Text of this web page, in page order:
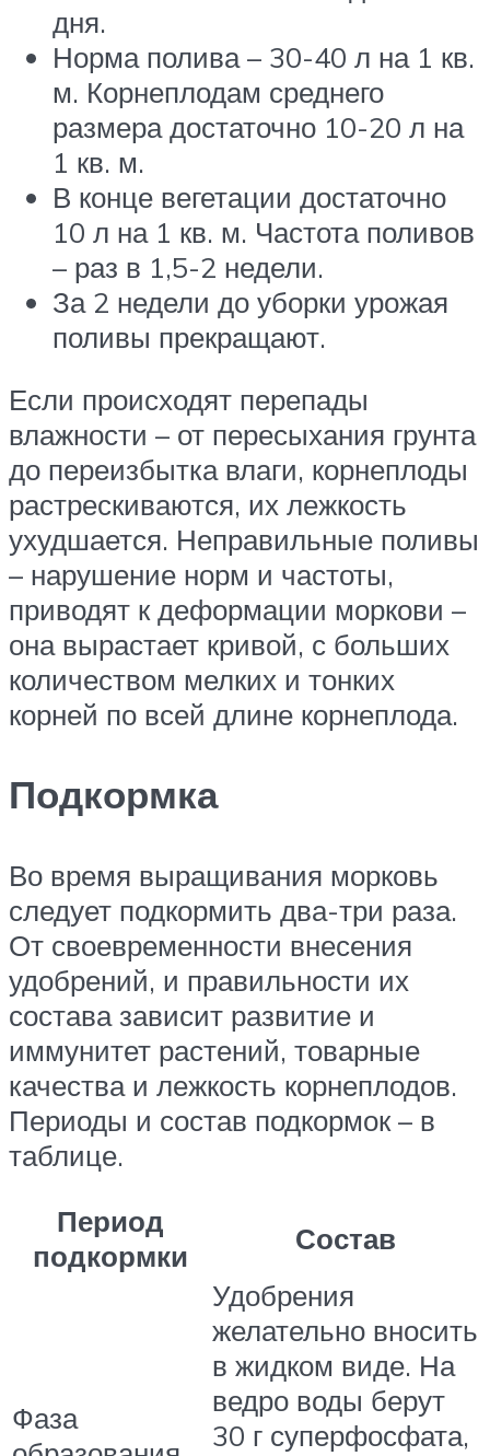
дня.
Норма полива – 30-40 л на 1 кв.
м. Корнеплодам среднего
размера достаточно 10-20 л на
1 кв. м.
В конце вегетации достаточно
10 л на 1 кв. м. Частота поливов
– раз в 1,5-2 недели.
За 2 недели до уборки урожая
поливы прекращают.
Если происходят перепады
влажности – от пересыхания грунта
до переизбытка влаги, корнеплоды
растрескиваются, их лежкость
ухудшается. Неправильные поливы
– нарушение норм и частоты,
приводят к деформации моркови –
она вырастает кривой, с больших
количеством мелких и тонких
корней по всей длине корнеплода.
Подкормка
Во время выращивания морковь
следует подкормить два-три раза.
От своевременности внесения
удобрений, и правильности их
состава зависит развитие и
иммунитет растений, товарные
качества и лежкость корнеплодов.
Периоды и состав подкормок – в
таблице.
Период
подкормки
Состав
Фаза
Удобрения
желательно вносить
в жидком виде. На
ведро воды берут
30 г суперфосфата,